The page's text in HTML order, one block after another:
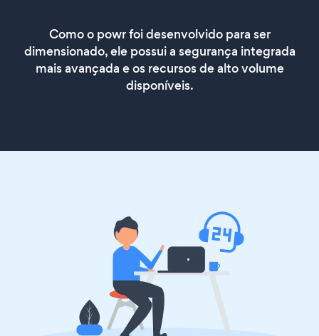
Como o powr foi desenvolvido para ser
dimensionado, ele possui a segurança integrada
mais avançada e os recursos de alto volume
disponíveis.